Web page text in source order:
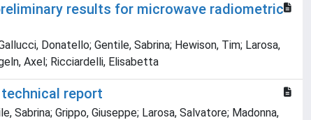
results for microwave radiometric
Donatello; Gentile, Sabrina; Hewison, Tim; Larosa,
Axel; Ricciardelli, Elisabetta
report
Sabrina; Grippo, Giuseppe; Larosa, Salvatore; Madonna,